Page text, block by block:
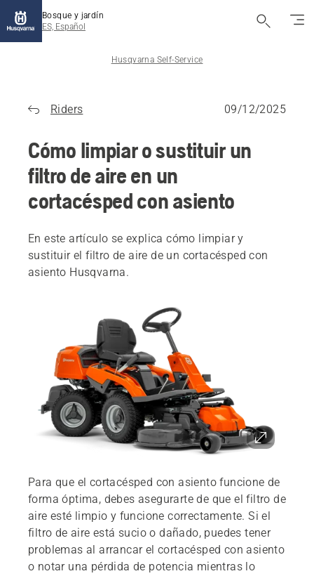
Bosque y jardín
ES, Español
Husqvarna Self-Service
Riders 09/12/2025
Cómo limpiar o sustituir un
filtro de aire en un
cortacésped con asiento
En este artículo se explica cómo limpiar y
sustituir el filtro de aire de un cortacésped con
asiento Husqvarna.
Para que el cortacésped con asiento funcione de
forma óptima, debes asegurarte de que el filtro de
aire esté limpio y funcione correctamente. Si el
filtro de aire está sucio o dañado, puedes tener
problemas al arrancar el cortacésped con asiento
o notar una pérdida de potencia mientras lo